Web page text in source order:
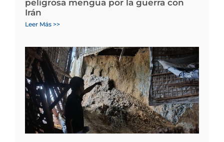
peligrosa mengua por la guerra con
Irán
Leer Más >>